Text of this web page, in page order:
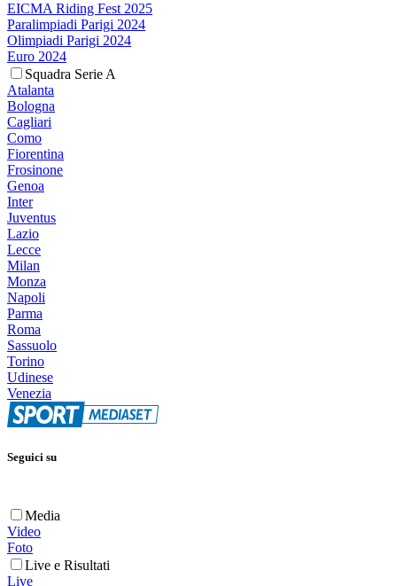
EICMA Riding Fest 2025
Paralimpiadi Parigi 2024
Olimpiadi Parigi 2024
Euro 2024
Squadra Serie A
Atalanta
Bologna
Cagliari
Como
Fiorentina
Frosinone
Genoa
Inter
Juventus
Lazio
Lecce
Milan
Monza
Napoli
Parma
Roma
Sassuolo
Torino
Udinese
Venezia
Seguici su
Media
Video
Foto
Live e Risultati
Live